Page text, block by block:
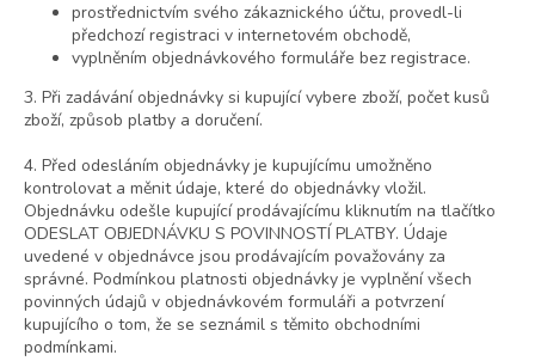
prostřednictvím svého zákaznického účtu, provedl-li
předchozí registraci v internetovém obchodě,
vyplněním objednávkového formuláře bez registrace.
3. Při zadávání objednávky si kupující vybere zboží, počet kusů
zboží, způsob platby a doručení.
4. Před odesláním objednávky je kupujícímu umožněno
kontrolovat a měnit údaje, které do objednávky vložil.
Objednávku odešle kupující prodávajícímu kliknutím na tlačítko
ODESLAT OBJEDNÁVKU S POVINNOSTÍ PLATBY. Údaje
uvedené v objednávce jsou prodávajícím považovány za
správné. Podmínkou platnosti objednávky je vyplnění všech
povinných údajů v objednávkovém formuláři a potvrzení
kupujícího o tom, že se seznámil s těmito obchodními
podmínkami.